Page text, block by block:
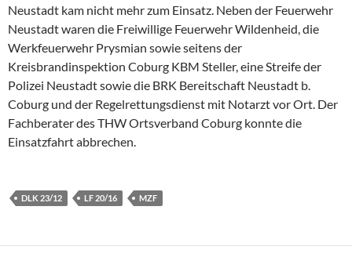
Neustadt kam nicht mehr zum Einsatz. Neben der Feuerwehr
Neustadt waren die Freiwillige Feuerwehr Wildenheid, die
Werkfeuerwehr Prysmian sowie seitens der
Kreisbrandinspektion Coburg KBM Steller, eine Streife der
Polizei Neustadt sowie die BRK Bereitschaft Neustadt b.
Coburg und der Regelrettungsdienst mit Notarzt vor Ort. Der
Fachberater desTHW Ortsverband Coburg konnte die
Einsatzfahrt abbrechen.
DLK 23/12 LF 20/16 MZF